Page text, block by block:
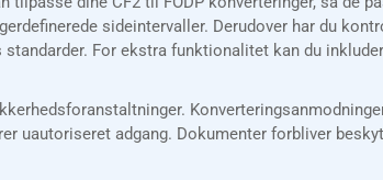
sideintervaller. Derudover har du
For ekstra funktionalitet kan du
uautoriseret adgang. Dokumenter forbliver